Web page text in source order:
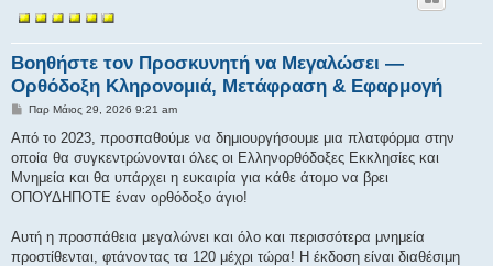
Βοηθήστε τον Προσκυνητή να Μεγαλώσει —
Ορθόδοξη Κληρονομιά, Μετάφραση & Εφαρμογή
Δ
μ
σ
ί
υ
Παρ Μάιος 29, 2026 9:21 am
Από το 2023, προσπαθούμε να δημιουργήσουμε μια πλατφόρμα στην
οποία θα συγκεντρώνονται όλες οι Ελληνορθόδοξες Εκκλησίες και
Μνημεία και θα υπάρχει η ευκαιρία για κάθε άτομο να βρει
ΟΠΟΥΔΗΠΟΤΕ έναν ορθόδοξο άγιο!
Αυτή η προσπάθεια μεγαλώνει και όλο και περισσότερα μνημεία
προστίθενται, φτάνοντας τα 120 μέχρι τώρα! Η έκδοση είναι διαθέσιμη